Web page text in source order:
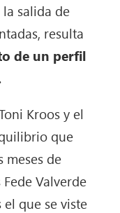
salida de
resulta
de un perfil
Kroos y el
que
meses de
Valverde
que se viste